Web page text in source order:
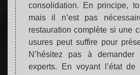
consolidation. En principe,
mais il n’est pas
restauration complète si une
usures peut suffire pour
N’hésitez pas à
experts. En voyant l’état